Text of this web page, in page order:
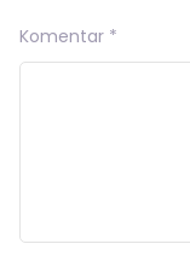
Komentar *